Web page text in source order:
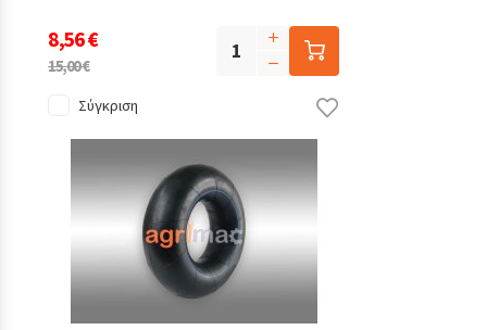
8,56 €
15,00 €
Σύγκριση